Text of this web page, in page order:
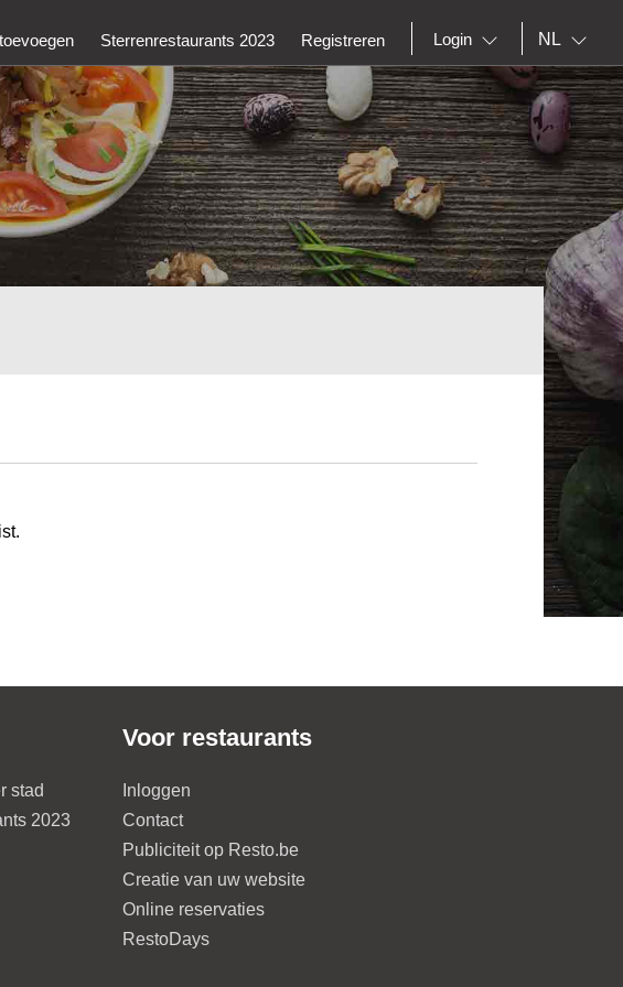
Sterrenrestaurants 2023 Registreren Login NL
stad
2023
Voor restaurants
Inloggen
Contact
Publiciteit op Resto.be
Creatie van uw website
Online reservaties
RestoDays